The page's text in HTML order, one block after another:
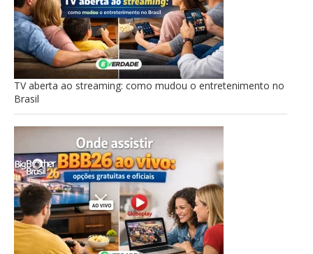
TV aberta ao streaming: como mudou o entretenimento no
Brasil